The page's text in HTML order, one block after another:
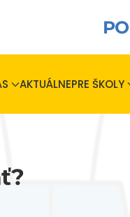
AKTUÁLNEPRE ŠKOLY